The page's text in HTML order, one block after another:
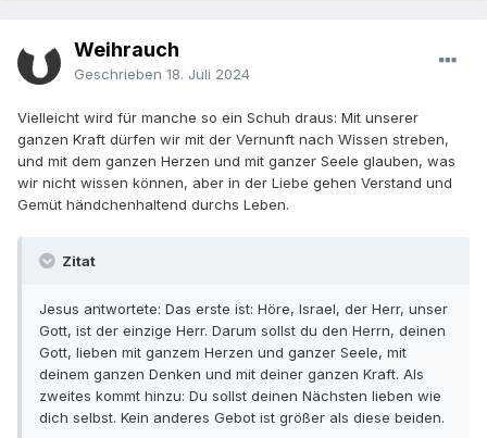
Weihrauch
Geschrieben 18. Juli 2024
Vielleicht wird für manche so ein Schuh draus: Mit unserer
ganzen Kraft dürfen wir mit der Vernunft nach Wissen streben,
und mit dem ganzen Herzen und mit ganzer Seele glauben, was
wir nicht wissen können, aber in der Liebe gehen Verstand und
Gemüt händchenhaltend durchs Leben.
Zitat
Jesus antwortete: Das erste ist: Höre, Israel, der Herr, unser
Gott, ist der einzige Herr. Darum sollst du den Herrn, deinen
Gott, lieben mit ganzem Herzen und ganzer Seele, mit
deinem ganzen Denken und mit deiner ganzen Kraft. Als
zweites kommt hinzu: Du sollst deinen Nächsten lieben wie
dich selbst. Kein anderes Gebot ist größer als diese beiden.